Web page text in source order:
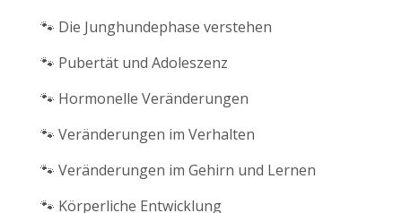
🐾 Die Junghundephase verstehen
🐾 Pubertät und Adoleszenz
🐾 Hormonelle Veränderungen
🐾 Veränderungen im Verhalten
🐾 Veränderungen im Gehirn und Lernen
🐾 Körperliche Entwicklung